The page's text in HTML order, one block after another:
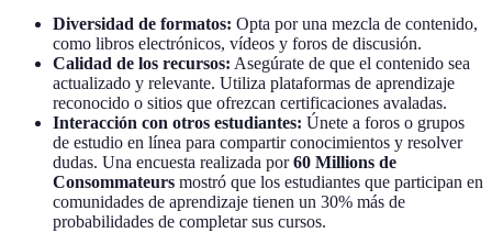
Diversidad de formatos: Opta por una mezcla de contenido,
como libros electrónicos, vídeos y foros de discusión.
Calidad de los recursos: Asegúrate de que el contenido sea
actualizado y relevante. Utiliza plataformas de aprendizaje
reconocido o sitios que ofrezcan certificaciones avaladas.
Interacción con otros estudiantes: Únete a foros o grupos
de estudio en línea para compartir conocimientos y resolver
dudas. Una encuesta realizada por60 Millions de
Consommateurs mostró que los estudiantes que participan en
comunidades de aprendizaje tienen un 30% más de
probabilidades de completar sus cursos.